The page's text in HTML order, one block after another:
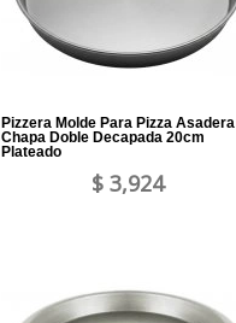
Pizzera Molde Para Pizza Asadera
Chapa Doble Decapada 20cm
Plateado
$ 3,924